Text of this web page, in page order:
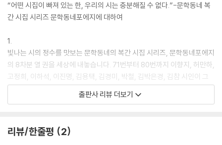
“어떤 시집이 빠져 있는 한, 우리의 시는 충분해질 수 없다.”-문학동네 복
간 시집 시리즈 문학동네포에지에 대하여
1.
빛나는 시의 정수를 맛보는 문학동네의 복간 시집 시리즈, 문학동네포에지
의 8차분 열 권을 세상에 내놓습니다. 71번부터 80번까지 이향지, 허만하,
고정희, 이하석, 이진명, 김용택, 김경미, 박철, 김박은경, 김참 시인이 그
주인공입니다. 길게는 40년 세월을 거슬러 복간되는 이 귀한 시집들은 시
를 사랑하는 독자들의 서가와 시사(詩史)를 더욱 풍성하게 해줄 것입니
0년이라는 시간을 지나서도 여전히 잠들지 않는 시의 목소리로 독자를 깨
출판사 리뷰 더보기
리뷰/한줄평 2